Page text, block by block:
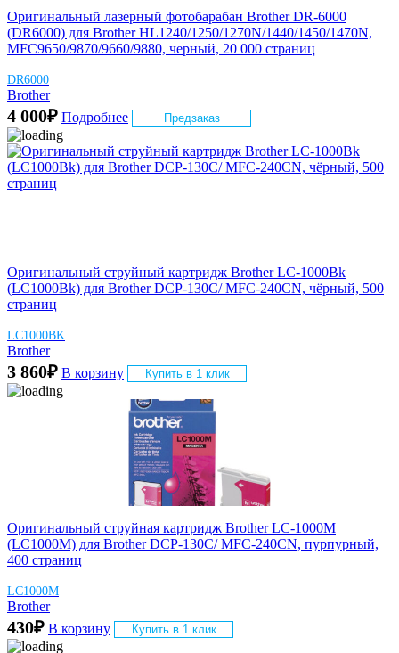
Оригинальный лазерный фотобарабан Brother DR-6000
(DR6000) для Brother HL1240/1250/1270N/1440/1450/1470N,
MFC9650/9870/9660/9880, черный, 20 000 страниц
DR6000
Brother
4 000₽ Подробнее Предзаказ
Оригинальный струйный картридж Brother LC-1000Bk
(LC1000Bk) для Brother DCP-130C/ MFC-240CN, чёрный, 500
страниц
LC1000BK
Brother
3 860₽ В корзину Купить в 1 клик
Оригинальный струйная картридж Brother LC-1000M
(LC1000M) для Brother DCP-130C/ MFC-240CN, пурпурный,
400 страниц
LC1000M
Brother
430₽ В корзину Купить в 1 клик